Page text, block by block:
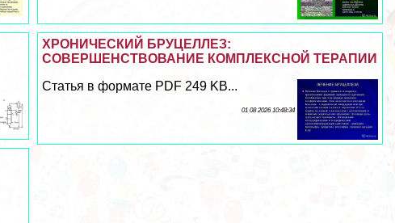
ХРОНИЧЕСКИЙ БРУЦЕЛЛЕЗ:
СОВЕРШЕНСТВОВАНИЕ КОМПЛЕКСНОЙ ТЕРАПИИ
Статья в формате PDF 249 KB...
01 08 2026 10:48:34